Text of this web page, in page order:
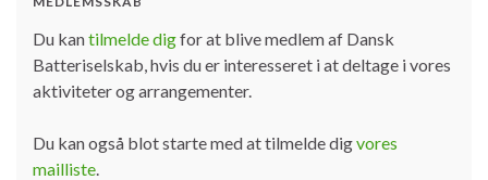
Du kantilmelde digfor at blive medlem af Dansk
Batteriselskab, hvis du er interesseret i at deltage i vores
aktiviteter og arrangementer.
Du kan også blot starte med at tilmelde digvores
mailliste